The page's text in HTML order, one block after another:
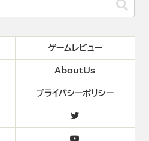
ゲームレビュー
AboutUs
プライバシーポリシー